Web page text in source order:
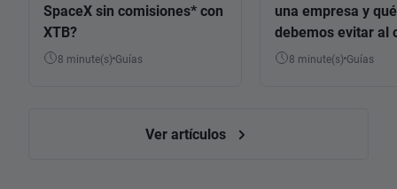
SpaceX sin comisiones* con
XTB?
8 minute(s) Guías
una empresa y
debemos evitar al
8 minute(s) Guías
Ver artículos